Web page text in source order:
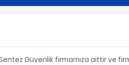
Güvenlik firmamıza aittir ve